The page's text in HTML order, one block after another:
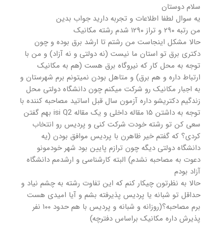
سلام دوستان
یه سوال لطفا اطلاعات و تجربه دارید جواب بدین
من رتبه ۲۹۰ و تراز ۱۲۹۰ شدم رشته مکانیک
حالا مشکل اینجاست من رشتم تا ارشد برق بوده و چون
دکتری برق تو استان ما نیست (نه دولتی و نه آزاد) و من با
توجه به محل کار که نیروگاه برق هست (هم به مکانیک
ارتباط داره و هم برق) و متاهل بودن نمیتونم برم شهرستان و
به اجبار مکانیک رو شرکت میکنم چون دانشگاه دولتی محل
زندگیم دکتریشو داره آزمون سال قبل اساتید مصاحبه کننده با
توجه به داشتن ۱۵ مقاله داخلی و یک مقاله isi Q2 بهم گفتن
سعی کن تو رشته خودت شرکت کنی و پردیس رو انتخاب
کردی؟ که گفتم خیر ظاهرن با پردیس موافق بودن (یه
دانشگاه دولتی دیگه چون ترازم پایین بود شهر خودمونو
دعوت به مصاحبه نشدم) البته کارشناسی و ارشدمم دانشگاه
آزاد بودم
حالا به نظرتون چیکار کنم که این تفاوت رشته به چشم نیاد و
حداقل تو شبانه یا پردیس پذیرفته بشم و آیا امیدی هست
برم مصاحبه؟(روزانه و شبانه و پردیس با هم حدود ۱۰۰ نفر
پذیرش داره مکانیک براساس دفترچه)